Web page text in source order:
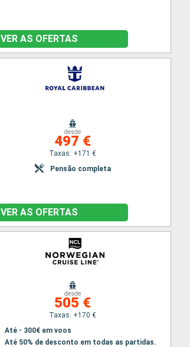
VER AS OFERTAS
desde
497 €
Taxas: +171 €
Pensão completa
VER AS OFERTAS
desde
505 €
Taxas: +170 €
Até - 300€ em voos
Até 50% de desconto em todas as partidas.